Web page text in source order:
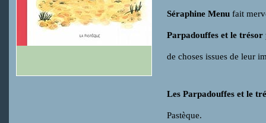
Séraphine Menu fait
Parpadouffes et le
de choses issues de leur
Les Parpadouffes et le
Pastèque.